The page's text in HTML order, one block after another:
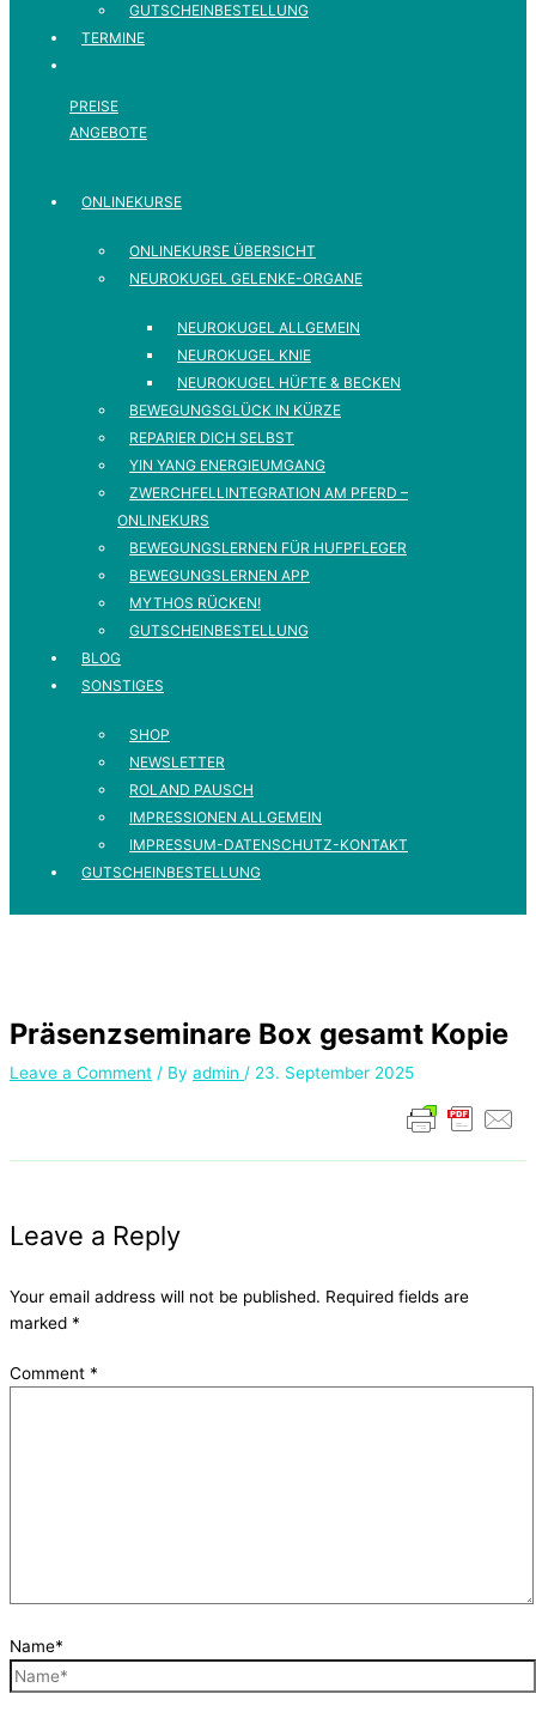
GUTSCHEINBESTELLUNG
TERMINE
PREISE
ANGEBOTE
ONLINEKURSE
ONLINEKURSE ÜBERSICHT
NEUROKUGEL GELENKE-ORGANE
NEUROKUGEL ALLGEMEIN
NEUROKUGEL KNIE
NEUROKUGEL HÜFTE & BECKEN
BEWEGUNGSGLÜCK IN KÜRZE
REPARIER DICH SELBST
YIN YANG ENERGIEUMGANG
ZWERCHFELLINTEGRATION AM PFERD –
ONLINEKURS
BEWEGUNGSLERNEN FÜR HUFPFLEGER
BEWEGUNGSLERNEN APP
MYTHOS RÜCKEN!
GUTSCHEINBESTELLUNG
BLOG
SONSTIGES
SHOP
NEWSLETTER
ROLAND PAUSCH
IMPRESSIONEN ALLGEMEIN
IMPRESSUM-DATENSCHUTZ-KONTAKT
GUTSCHEINBESTELLUNG
Präsenzseminare Box gesamt Kopie
Leave a Comment / By admin / 23. September 2025
Leave a Reply
Your email address will not be published. Required fields are
marked *
Comment *
Name*